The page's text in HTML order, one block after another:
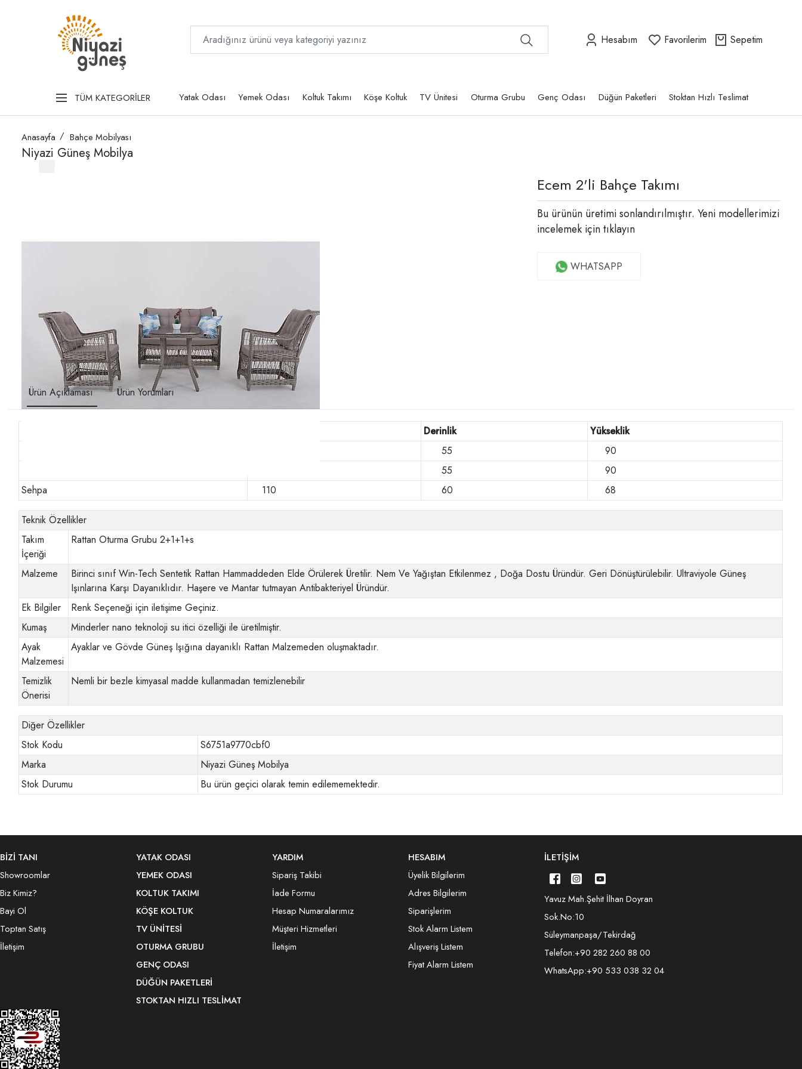
Hesabım Favorilerim Sepetim
TÜM KATEGORİLER Yatak Odası Yemek Odası Koltuk Takımı Köşe Koltuk TV Ünitesi Oturma Grubu Genç Odası Düğün Paketleri Stoktan Hızlı Teslimat
Anasayfa Bahçe Mobilyası
Niyazi Güneş Mobilya
Ecem 2'li Bahçe Takımı
Bu ürünün üretimi sonlandırılmıştır. Yeni modellerimizi
incelemek içintıklayın
WHATSAPP
Ürün Açıklaması Ürün Yorumları
Derinlik
Yükseklik
55
90
55
90
Sehpa
110 60 68
Teknik Özellikler
Takım
İçeriği
Rattan Oturma Grubu 2+1+1+s
Malzeme
Birinci sınıf Win-Tech Sentetik Rattan Hammaddeden Elde Örülerek Üretilir. Nem Ve Yağıştan Etkilenmez , Doğa Dostu Üründür. Geri Dönüştürülebilir. Ultraviyole Güneş
Işınlarına Karşı Dayanıklıdır. Haşere ve Mantar tutmayan Antibakteriyel Üründür.
Ek Bilgiler
Renk Seçeneği için iletişime Geçiniz.
Kumaş
Minderler nano teknoloji su itici özelliği ile üretilmiştir.
Ayak
Malzemesi
Ayaklar ve Gövde Güneş Işığına dayanıklı Rattan Malzemeden oluşmaktadır.
Temizlik
Önerisi
Nemli bir bezle kimyasal madde kullanmadan temizlenebilir
Diğer Özellikler
Stok Kodu
S6751a9770cbf0
Marka
Niyazi Güneş Mobilya
Stok Durumu
Bu ürün geçici olarak temin edilememektedir.
BİZİ TANI
Showroomlar
Biz Kimiz?
Bayi Ol
Toptan Satış
İletişim
YATAK ODASI
YEMEK ODASI
KOLTUK TAKIMI
KÖŞE KOLTUK
TV ÜNITESI
OTURMA GRUBU
GENÇ ODASI
DÜĞÜN PAKETLERI
STOKTAN HIZLI TESLIMAT
YARDIM
Sipariş Takibi
İade Formu
Hesap Numaralarımız
Müşteri Hizmetleri
İletişim
HESABIM
Üyelik Bilgilerim
Adres Bilgilerim
Siparişlerim
Stok Alarm Listem
Alışveriş Listem
Fiyat Alarm Listem
İLETIŞIM
Yavuz Mah.Şehit İlhan Doyran
Sok.No:10
Süleymanpaşa/Tekirdağ
Telefon:+90 282 260 88 00
WhatsApp:+90 533 038 32 04